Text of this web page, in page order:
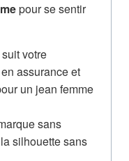
pour se sentir
votre
assurance et
un jean femme
sans
silhouette sans